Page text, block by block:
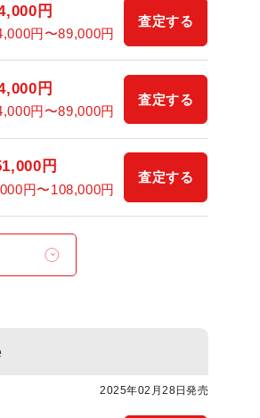
円
円〜89,000円
査定する
円
円〜89,000円
査定する
円
円〜108,000円
査定する
2025年02月28日発売